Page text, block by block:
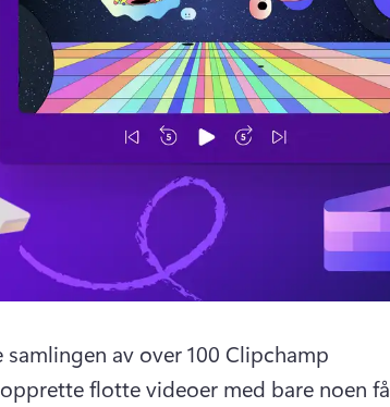
av over 100 Clipchamp
flotte videoer med bare noen få